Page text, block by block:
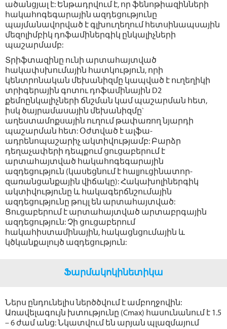
ածանցյալ է: Ենթադրվում է, որ ֆենոթիազինների
հակահոգեգարային ազդեցությունը
պայմանավորված է գլխուղեղում հետսինապսային
մեզոլիմբիկ դոֆամիներգիկ ընկալիչների
պաշարմամբ:
Տրիֆտազինը ունի արտահայտված
հակափսխումային հատկություն, որի
կենտրոնական մեխանիզմը կապված է ուղեղիկի
տրիգերային գոտու դոֆամինային D2
քեմոընկալիչների ճնշման կամ պաշարման հետ,
իսկ ծայրամասային մեխանիզմը`
աղեստամոքսային ուղում թափառող նյարդի
պաշարման հետ: Օժտված է ալֆա-
ադրենոպաշարիչ ակտիվությամբ: Բարձր
դեղաչափերի դեպքում ցուցաբերում է
արտահայտված հակահոգեգարային
ազդեցություն (կասեցնում է հալյուցինատոր-
զառանցանքային վիճակը): Հակախոլիներգիկ
ակտիվությունը և հակագերճնշումային
ազդեցությունը թույլ են արտահայտված:
Ցուցաբերում է արտահայտված արտաբրգային
ազդեցություն: Չի ցուցաբերում
հակահիստամինային, հակացնցումային և
կծկանքալույծ ազդեցություն:
Ֆարմակոկինետիկա
Ներս ընդունելիս ներծծվում է ամբողջովին:
Առավելագույն խտությունը (Cmax) հասունանում է 1.5
– 6 ժամ անց: Նկատվում են արյան պլազմայում